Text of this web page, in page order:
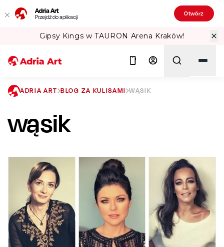
Adria Art
Przejdź do aplikacji Otwórz
Arena Kraków! Sprawdź
ADRIA ART BLOG ZA KULISAMI WĄSIK
wąsik